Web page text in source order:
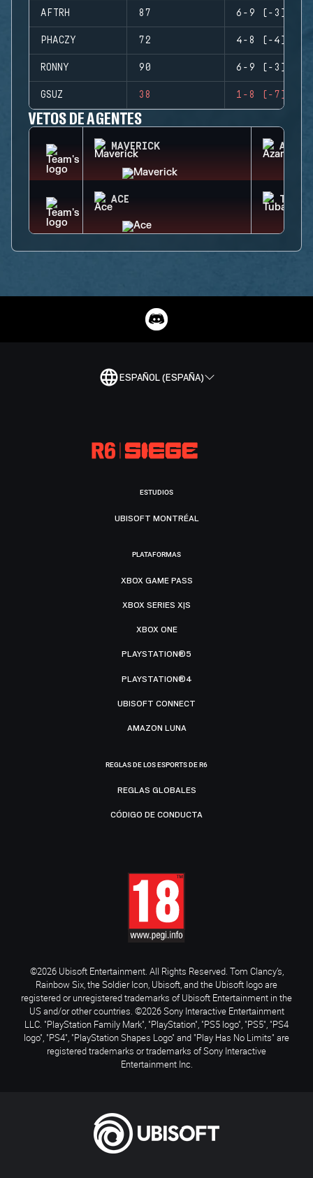
AFTRH 87 6-9 (-3)
PHACZY 72 4-8 (-4)
RONNY 90 6-9 (-3)
GSUZ 38 1-8 (-7)
VETOS DE AGENTES
MAVERICK AZAMI
ACE
ESPAÑOL (ESPAÑA)
ESTUDIOS
UBISOFT MONTRÉAL
PLATAFORMAS
XBOX GAME PASS
XBOX SERIES X|S
XBOX ONE
PLAYSTATION®5
PLAYSTATION®4
UBISOFT CONNECT
AMAZON LUNA
REGLAS DE LOS ESPORTS DE R6
REGLAS GLOBALES
CÓDIGO DE CONDUCTA
©2026 Ubisoft Entertainment. All Rights Reserved. Tom Clancy’s,
Rainbow Six, the Soldier Icon, Ubisoft, and the Ubisoft logo are
registered or unregistered trademarks of Ubisoft Entertainment in the
US and/or other countries. ©2026 Sony Interactive Entertainment
LLC. "PlayStation Family Mark", "PlayStation", "PS5 logo", "PS5", "PS4
logo", "PS4", "PlayStation Shapes Logo" and "Play Has No Limits" are
registered trademarks or trademarks of Sony Interactive
Entertainment Inc.